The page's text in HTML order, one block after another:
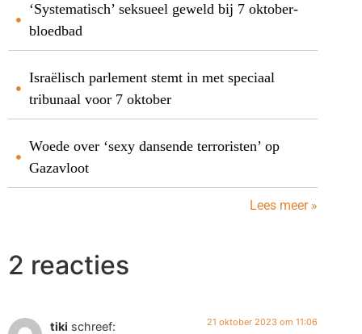
‘Systematisch’ seksueel geweld bij 7 oktober-
bloedbad
Israëlisch parlement stemt in met speciaal
tribunaal voor 7 oktober
Woede over ‘sexy dansende terroristen’ op
Gazavloot
Lees meer »
2 reacties
tiki schreef: 21 oktober 2023 om 11:06